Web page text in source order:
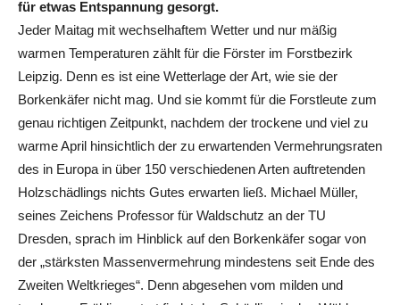
für etwas Entspannung gesorgt.
Jeder Maitag mit wechselhaftem Wetter und nur mäßig
warmen Temperaturen zählt für die Förster im Forstbezirk
Leipzig. Denn es ist eine Wetterlage der Art, wie sie der
Borkenkäfer nicht mag. Und sie kommt für die Forstleute zum
genau richtigen Zeitpunkt, nachdem der trockene und viel zu
warme April hinsichtlich der zu erwartenden Vermehrungsraten
des in Europa in über 150 verschiedenen Arten auftretenden
Holzschädlings nichts Gutes erwarten ließ. Michael Müller,
seines Zeichens Professor für Waldschutz an der TU
Dresden, sprach im Hinblick auf den Borkenkäfer sogar von
der „stärksten Massenvermehrung mindestens seit Ende des
Zweiten Weltkrieges“. Denn abgesehen vom milden und